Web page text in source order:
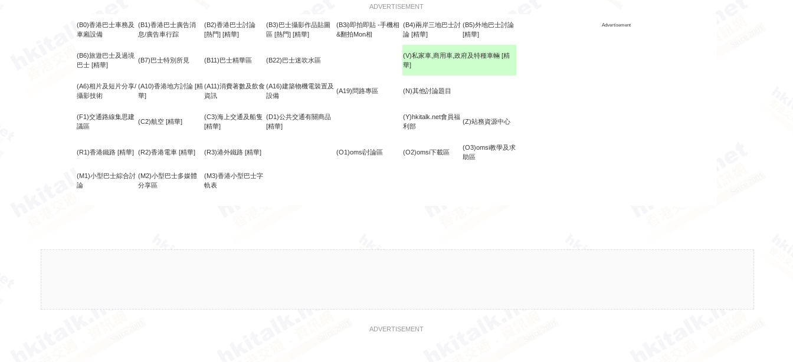
ADVERTISEMENT
(B0)香港巴士車務及
車廂設備
(B1)香港巴士廣告消
息/廣告車行踪
(B2)香港巴士討論
[熱門] [精華]
(B3)巴士攝影作品貼圖
區 [熱門] [精華]
(B3i)即拍即貼 -手機相
&翻拍Mon相
(B4)兩岸三地巴士討
論 [精華]
(B5)外地巴士討論
[精華]
Advertisement
(B6)旅遊巴士及過境
巴士 [精華]
(B7)巴士特別所見 (B11)巴士精華區 (B22)巴士迷吹水區
(V)私家車,商用車,政府及特種車輛 [精
華]
(A6)相片及短片分享/
攝影技術
(A10)香港地方討論 [精
華]
(A11)消費著數及飲食
資訊
(A16)建築物機電裝置及
設備
(A19)問路專區 (N)其他討論題目
(F1)交通路線集思建
議區
(C2)航空 [精華]
(C3)海上交通及船隻
[精華]
(D1)公共交通有關商品
[精華]
(Y)hkitalk.net會員福
利部
(Z)站務資源中心
(R1)香港鐵路 [精華] (R2)香港電車 [精華] (R3)港外鐵路 [精華] (O1)omsi討論區 (O2)omsi下載區
(O3)omsi教學及求
助區
(M1)小型巴士綜合討
論
(M2)小型巴士多媒體
分享區
(M3)香港小型巴士字
軌表
ADVERTISEMENT